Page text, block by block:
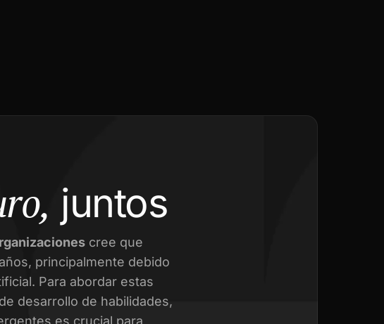
juntos
cree que
principalmente debido
Para abordar estas
desarrollo de habilidades,
es crucial para